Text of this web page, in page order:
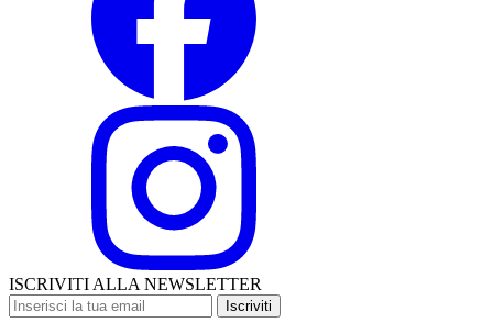
ISCRIVITI ALLA NEWSLETTER
Iscriviti